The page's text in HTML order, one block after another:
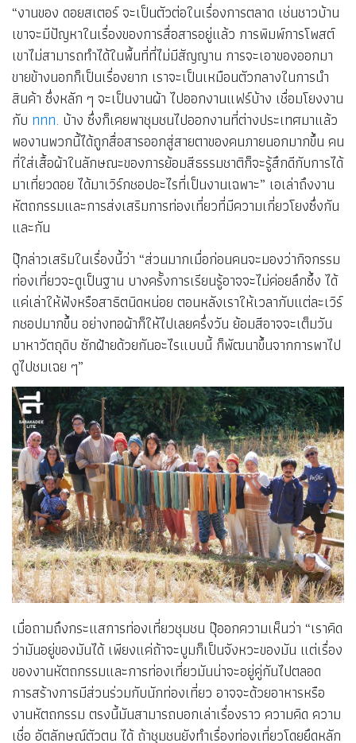
“งานของ ดอยสเตอร์ จะเป็นตัวต่อในเรื่องการตลาด เช่นชาวบ้าน
เขาจะมีปัญหาในเรื่องของการสื่อสารอยู่แล้ว การพิมพ์การโพสต์
เขาไม่สามารถทำได้ในพื้นที่ที่ไม่มีสัญญาน การจะเอาของออกมา
ขายข้างนอกก็เป็นเรื่องยาก เราจะเป็นเหมือนตัวกลางในการนำ
สินค้า ซึ่งหลัก ๆ จะเป็นงานผ้า ไปออกงานแฟร์บ้าง เชื่อมโยงงาน
กับ ททท. บ้าง ซึ่งก็เคยพาชุมชนไปออกงานที่ต่างประเทศมาแล้ว
พองานพวกนี้ได้ถูกสื่อสารออกสู่สายตาของคนภายนอกมากขึ้น คน
ที่ใส่เสื้อผ้าในลักษณะของการย้อมสีธรรมชาติก็จะรู้สึกดีกับการได้
มาเที่ยวดอย ได้มาเวิร์กชอปอะไรที่เป็นงานเฉพาะ” เอเล่าถึงงาน
หัตถกรรมและการส่งเสริมการท่องเที่ยวที่มีความเกี่ยวโยงซึ่งกัน
และกัน
ปุ๊กล่าวเสริมในเรื่องนี้ว่า “ส่วนมากเมื่อก่อนคนจะมองว่ากิจกรรม
ท่องเที่ยวจะดูเป็นฐาน บางครั้งการเรียนรู้อาจจะไม่ค่อยลึกซึ้ง ได้
แค่เล่าให้ฟังหรือสาธิตนิดหน่อย ตอนหลังเราให้เวลากับแต่ละเวิร์
กชอปมากขึ้น อย่างทอผ้าก็ให้ไปเลยครึ่งวัน ย้อมสีอาจจะเต็มวัน
มาหาวัตถุดิบ ซักฝ้ายด้วยกันอะไรแบบนี้ ก็พัฒนาขึ้นจากการพาไป
ดูไปชมเฉย ๆ”
เมื่อถามถึงกระแสการท่องเที่ยวชุมชน ปุ๊ออกความเห็นว่า “เราคิด
ว่ามันอยู่ของมันได้ เพียงแค่ถ้าจะบูมก็เป็นจังหวะของมัน แต่เรื่อง
ของงานหัตถกรรมและการท่องเที่ยวมันน่าจะอยู่คู่กันไปตลอด
การสร้างการมีส่วนร่วมกับนักท่องเที่ยว อาจจะด้วยอาหารหรือ
งานหัตถกรรม ตรงนี้มันสามารถบอกเล่าเรื่องราว ความคิด ความ
เชื่อ อัตลักษณ์ตัวตน ได้ ถ้าชุมชนยังทำเรื่องท่องเที่ยวโดยยึดหลัก